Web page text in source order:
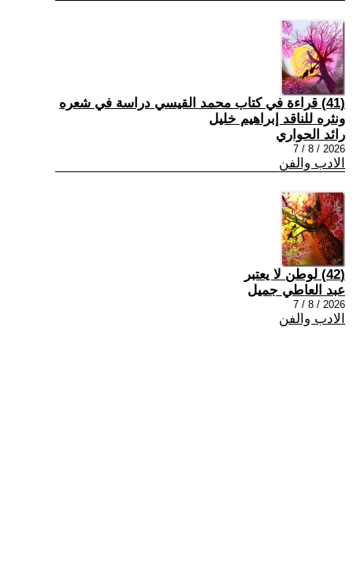
(41) قراءة في كتاب محمد القيسي دراسة في شعره
ونثره للناقد إبراهيم خليل
رائد الحواري
2026 / 8 / 7
الادب والفن
(42) لوطن لا يعتبر
عبد العاطي جميل
2026 / 8 / 7
الادب والفن